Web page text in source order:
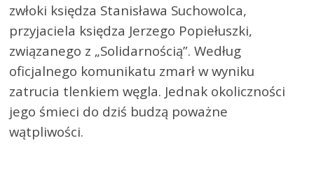
zwłoki księdza Stanisława Suchowolca,
przyjaciela księdza Jerzego Popiełuszki,
związanego z „Solidarnością”. Według
oficjalnego komunikatu zmarł w wyniku
zatrucia tlenkiem węgla. Jednak okoliczności
jego śmieci do dziś budzą poważne
wątpliwości.